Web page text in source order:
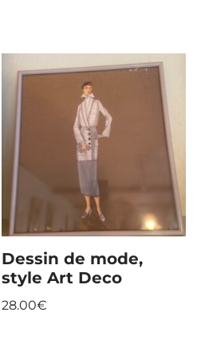
Dessin de mode,
style Art Deco
28.00€